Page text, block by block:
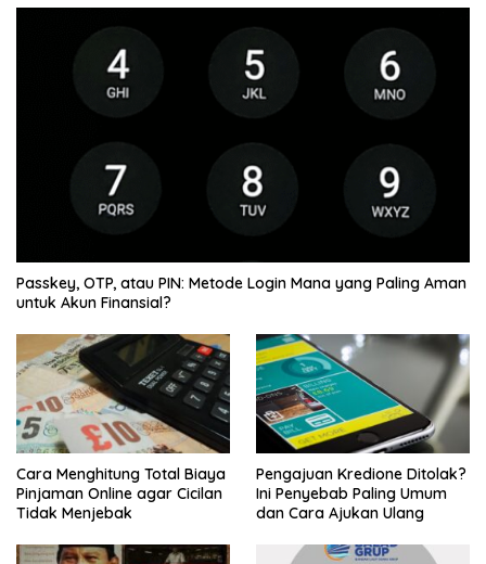
Passkey, OTP, atau PIN: Metode Login Mana yang Paling Aman
untuk Akun Finansial?
Cara Menghitung Total Biaya
Pinjaman Online agar Cicilan
Tidak Menjebak
Pengajuan Kredione Ditolak?
Ini Penyebab Paling Umum
dan Cara Ajukan Ulang